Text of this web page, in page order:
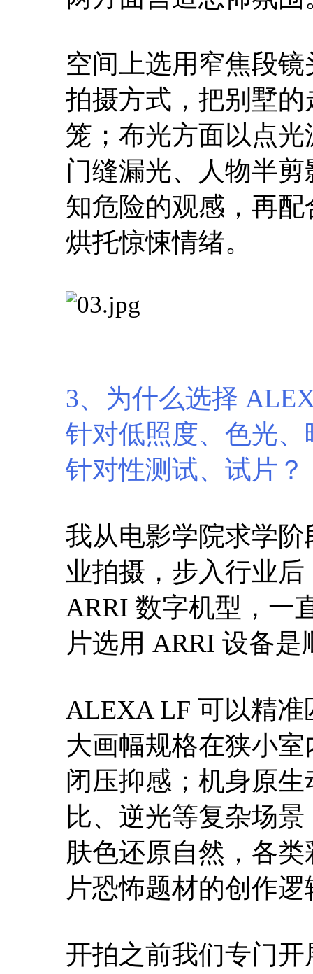
空间上选用窄焦段
拍摄方式，把别墅
笼；布光方面以点
门缝漏光、人物半
知危险的观感，再
烘托惊悚情绪。
3、为什么选择
针对低照度、色光
针对性测试、试片？
我从电影学院求学
业拍摄，步入行业
ARRI 数字机型，一
片选用 ARRI 设备
ALEXA LF 可以精
大画幅规格在狭小
闭压抑感；机身原
比、逆光等复杂场
肤色还原自然，各
片恐怖题材的创作逻
开拍之前我们专门